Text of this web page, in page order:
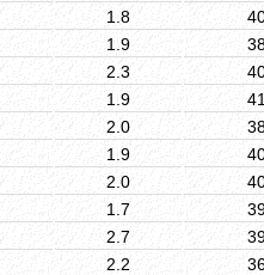
1.8
1.9
2.3
1.9
2.0
1.9
2.0
1.7
2.7
2.2